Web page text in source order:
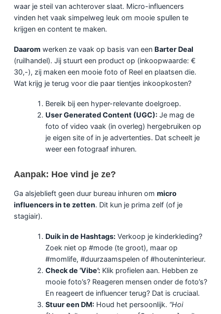
waar je steil van achterover slaat. Micro-influencers
vinden het vaak simpelweg leuk om mooie spullen te
krijgen en content te maken.
Daarom werken ze vaak op basis van een Barter Deal
(ruilhandel). Jij stuurt een product op (inkoopwaarde: €
30,-), zij maken een mooie foto of Reel en plaatsen die.
Wat krijg je terug voor die paar tientjes inkoopkosten?
Bereik bij een hyper-relevante doelgroep.
User Generated Content (UGC): Je mag de
foto of video vaak (in overleg) hergebruiken op
je eigen site of in je advertenties. Dat scheelt je
weer een fotograaf inhuren.
Aanpak: Hoe vind je ze?
Ga alsjeblieft geen duur bureau inhuren om micro
influencers in te zetten. Dit kun je prima zelf (of je
stagiair).
Duik in de Hashtags: Verkoop je kinderkleding?
Zoek niet op #mode (te groot), maar op
#momlife, #duurzaamspelen of #houteninterieur.
Check de ‘Vibe’: Klik profielen aan. Hebben ze
mooie foto’s? Reageren mensen onder de foto’s?
En reageert de influencer terug? Dat is cruciaal.
Stuur een DM: Houd het persoonlijk. “Hoi